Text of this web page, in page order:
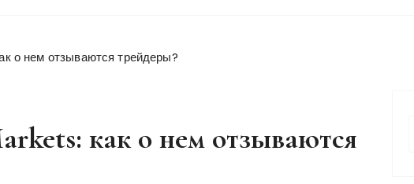
о нем отзываются трейдеры?
как о нем отзываются